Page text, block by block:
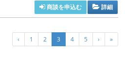
詳細
商談を申込む
‹ 1 2 3 4 5 › »